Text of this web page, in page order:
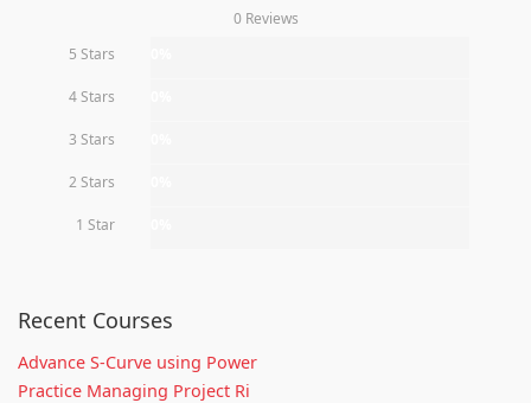
0 Reviews
5 Stars
4 Stars
3 Stars
2 Stars
1 Star
Recent Courses
Advance S-Curve using Power
Practice Managing Project Ri